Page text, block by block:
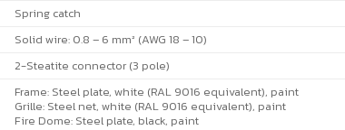
Spring catch
Solid wire: 0.8 – 6 mm² (AWG 18 – 10)
2-Steatite connector (3 pole)
Frame: Steel plate, white (RAL 9016 equivalent), paint
Grille: Steel net, white (RAL 9016 equivalent), paint
Fire Dome: Steel plate, black, paint